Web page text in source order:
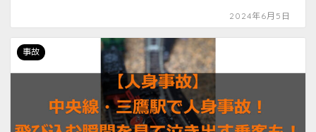
2024年6月5日
事故